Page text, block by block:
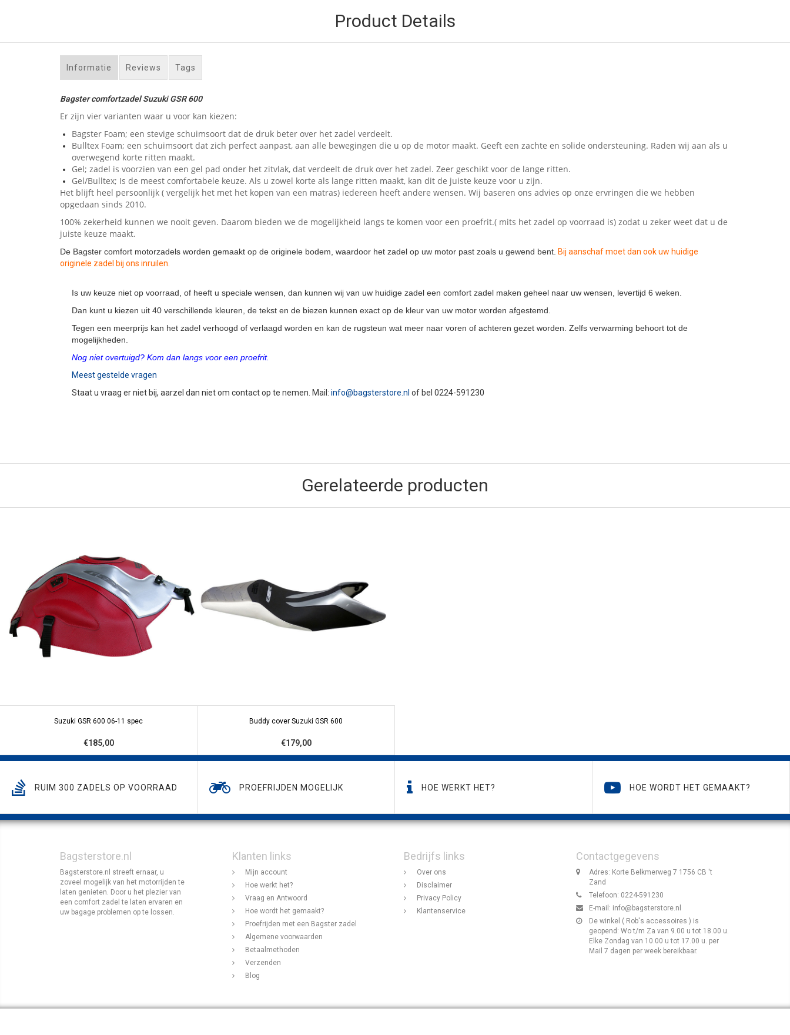
Product Details
Informatie Reviews Tags
Bagster comfortzadel Suzuki GSR 600
Er zijn vier varianten waar u voor kan kiezen:
Bagster Foam; een stevige schuimsoort dat de druk beter over het zadel verdeelt.
Bulltex Foam; een schuimsoort dat zich perfect aanpast, aan alle bewegingen die u op de motor maakt. Geeft een zachte en solide ondersteuning. Raden wij aan als u
overwegend korte ritten maakt.
Gel; zadel is voorzien van een gel pad onder het zitvlak, dat verdeelt de druk over het zadel. Zeer geschikt voor de lange ritten.
Gel/Bulltex; Is de meest comfortabele keuze. Als u zowel korte als lange ritten maakt, kan dit de juiste keuze voor u zijn.
Het blijft heel persoonlijk ( vergelijk het met het kopen van een matras) iedereen heeft andere wensen. Wij baseren ons advies op onze ervringen die we hebben
opgedaan sinds 2010.
100% zekerheid kunnen we nooit geven. Daarom bieden we de mogelijkheid langs te komen voor een proefrit.( mits het zadel op voorraad is) zodat u zeker weet dat u de
juiste keuze maakt.
De Bagster comfort motorzadels worden gemaakt op de originele bodem, waardoor het zadel op uw motor past zoals u gewend bent. Bij aanschaf moet dan ook uw huidige
originele zadel bij ons inruilen.
Is uw keuze niet op voorraad, of heeft u speciale wensen, dan kunnen wij van uw huidige zadel een comfort zadel maken geheel naar uw wensen, levertijd 6 weken.
Dan kunt u kiezen uit 40 verschillende kleuren, de tekst en de biezen kunnen exact op de kleur van uw motor worden afgestemd.
Tegen een meerprijs kan het zadel verhoogd of verlaagd worden en kan de rugsteun wat meer naar voren of achteren gezet worden. Zelfs verwarming behoort tot de
mogelijkheden.
Nog niet overtuigd? Kom dan langs voor een proefrit.
Meest gestelde vragen
Staat u vraag er niet bij, aarzel dan niet om contact op te nemen. Mail: info@bagsterstore.nl of bel 0224-591230
Gerelateerde producten
Suzuki GSR 600 06-11 spec
€185,00
Buddy cover Suzuki GSR 600
€179,00
RUIM 300 ZADELS OP VOORRAAD PROEFRIJDEN MOGELIJK HOE WERKT HET? HOE WORDT HET GEMAAKT?
Bagsterstore.nl
Bagsterstore.nl streeft ernaar, u
zoveel mogelijk van het motorrijden te
laten genieten. Door u het plezier van
een comfort zadel te laten ervaren en
uw bagage problemen op te lossen.
Klanten links
Mijn account
Hoe werkt het?
Vraag en Antwoord
Hoe wordt het gemaakt?
Proefrijden met een Bagster zadel
Algemene voorwaarden
Betaalmethoden
Verzenden
Blog
Bedrijfs links
Over ons
Disclaimer
Privacy Policy
Klantenservice
Contactgegevens
Adres: Korte Belkmerweg 7 1756 CB 't
Zand
Telefoon: 0224-591230
E-mail: info@bagsterstore.nl
De winkel ( Rob's accessoires ) is
geopend: Wo t/m Za van 9.00 u tot 18.00 u.
Elke Zondag van 10.00 u tot 17.00 u. per
Mail 7 dagen per week bereikbaar.